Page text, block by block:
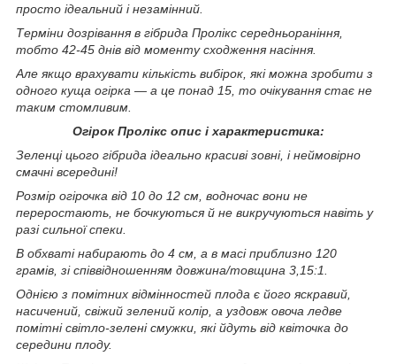
просто ідеальний і незамінний.
Терміни дозрівання в гібрида Пролікс середньораніння,
тобто 42-45 днів від моменту сходження насіння.
Але якщо врахувати кількість вибірок, які можна зробити з
одного куща огірка — а це понад 15, то очікування стає не
таким стомливим.
Огірок Пролікс опис і характеристика:
Зеленці цього гібрида ідеально красиві зовні, і неймовірно
смачні всередині!
Розмір огірочка від 10 до 12 см, водночас вони не
переростають, не бочкуються й не викручуються навіть у
разі сильної спеки.
В обхваті набирають до 4 см, а в масі приблизно 120
грамів, зі співвідношенням довжина/товщина 3,15:1.
Однією з помітних відмінностей плода є його яскравий,
насичений, свіжий зелений колір, а уздовж овоча ледве
помітні світло-зелені смужки, які йдуть від квіточка до
середини плоду.